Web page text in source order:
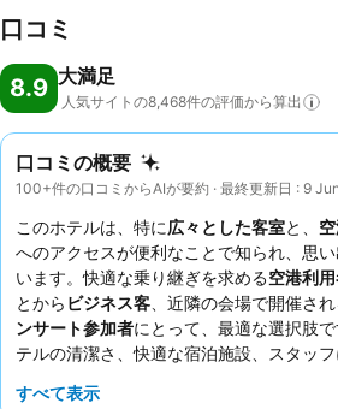
口コミ
8.9 大満足
人気サイトの8,468件の評価から算出
口コミの概要
100+件の口コミからAIが要約 · 最終更新日 : 9
このホテルは、特に広々とした客室と、
へのアクセスが便利なことで知られ、思
います。快適な乗り継ぎを求める空港利
とから ビジネス客 、近隣の会場で開催さ
ンサート参加者にとって、最適な選択肢
テルの清潔さ、快適な宿泊施設、スタッ
合はMRTの線路から離れた部屋をリクエ
すべて表示